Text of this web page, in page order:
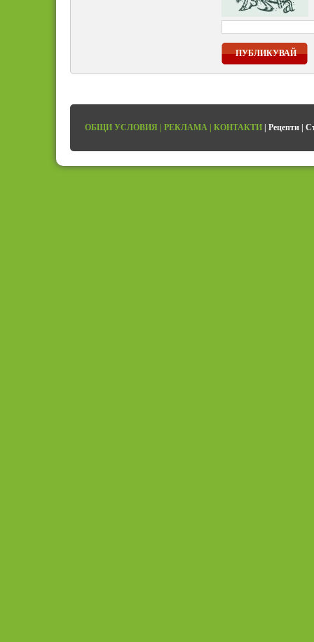
ПУБЛИКУВАЙ
ОБЩИ УСЛОВИЯ | РЕКЛАМА | КОНТАКТИ | Рецепти |